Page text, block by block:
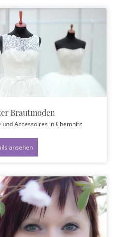
Brautmoden
und Accessoires in Chemnitz
ansehen